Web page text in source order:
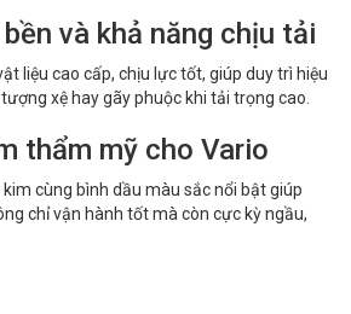
và khả năng chịu tải
liệu cao cấp, chịu lực tốt, giúp duy trì hiệu
xệ hay gãy phuộc khi tải trọng cao.
thẩm mỹ cho Vario
cùng bình dầu màu sắc nổi bật giúp
chỉ vận hành tốt mà còn cực kỳ ngầu,